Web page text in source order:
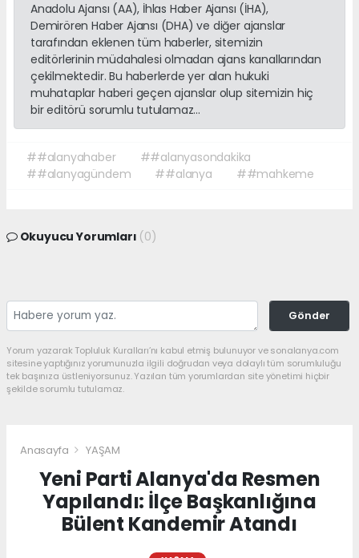
Anadolu Ajansı (AA), İhlas Haber Ajansı (İHA),
Demirören Haber Ajansı (DHA) ve diğer ajanslar
tarafından eklenen tüm haberler, sitemizin
editörlerinin müdahalesi olmadan ajans kanallarından
çekilmektedir. Bu haberlerde yer alan hukuki
muhataplar haberi geçen ajanslar olup sitemizin hiç
bir editörü sorumlu tutulamaz...
##alanyahaber
##alanyasondakika
##alanyagündem
##alanya ##mahkeme
Okuyucu Yorumları (0)
Gönder
Yorum yazarak Topluluk Kuralları’nı kabul etmiş bulunuyor ve sonalanya.com
sitesine yaptığınız yorumunuzla ilgili doğrudan veya dolaylı tüm sorumluluğu
tek başınıza üstleniyorsunuz. Yazılan tüm yorumlardan site yönetimi hiçbir
şekilde sorumlu tutulamaz.
Anasayfa YAŞAM
Yeni Parti Alanya'da Resmen
Yapılandı: İlçe Başkanlığına
Bülent Kandemir Atandı